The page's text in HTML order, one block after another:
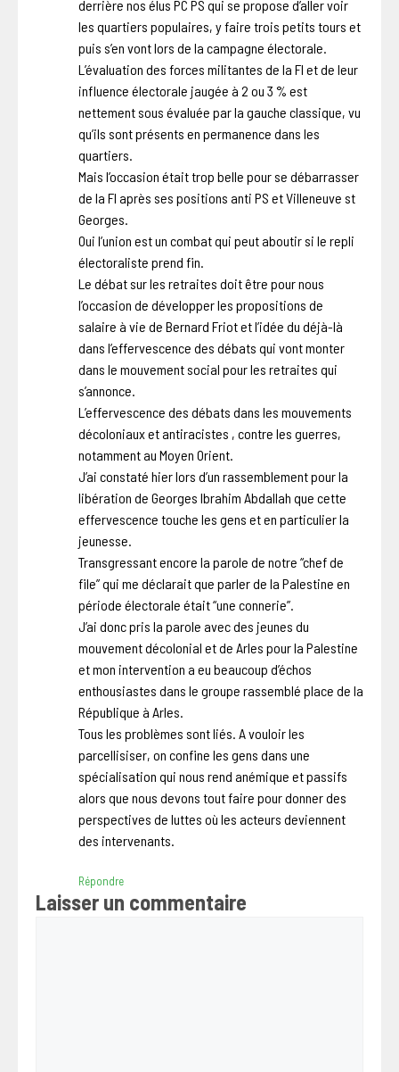
derrière nos élus PC PS qui se propose d’aller voir
les quartiers populaires, y faire trois petits tours et
puis s’en vont lors de la campagne électorale.
L’évaluation des forces militantes de la FI et de leur
influence électorale jaugée à 2 ou 3 % est
nettement sous évaluée par la gauche classique, vu
qu’ils sont présents en permanence dans les
quartiers.
Mais l’occasion était trop belle pour se débarrasser
de la FI après ses positions anti PS et Villeneuve st
Georges.
Oui l’union est un combat qui peut aboutir si le repli
électoraliste prend fin.
Le débat sur les retraites doit être pour nous
l’occasion de développer les propositions de
salaire à vie de Bernard Friot et l’idée du déjà-là
dans l’effervescence des débats qui vont monter
dans le mouvement social pour les retraites qui
s’annonce.
L’effervescence des débats dans les mouvements
décoloniaux et antiracistes , contre les guerres,
notamment au Moyen Orient.
J’ai constaté hier lors d’un rassemblement pour la
libération de Georges Ibrahim Abdallah que cette
effervescence touche les gens et en particulier la
jeunesse.
Transgressant encore la parole de notre “chef de
file” qui me déclarait que parler de la Palestine en
période électorale était “une connerie”.
J’ai donc pris la parole avec des jeunes du
mouvement décolonial et de Arles pour la Palestine
et mon intervention a eu beaucoup d’échos
enthousiastes dans le groupe rassemblé place de la
République à Arles.
Tous les problèmes sont liés. A vouloir les
parcellisiser, on confine les gens dans une
spécialisation qui nous rend anémique et passifs
alors que nous devons tout faire pour donner des
perspectives de luttes où les acteurs deviennent
des intervenants.
Répondre
Laisser un commentaire